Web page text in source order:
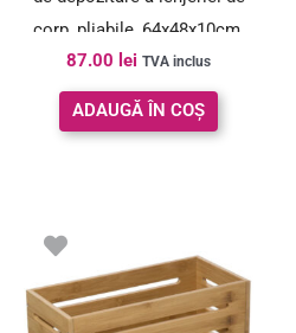
corp, pliabile, 64x48x10cm,
gri
87.00 lei TVA inclus
ADAUGĂ ÎN COȘ